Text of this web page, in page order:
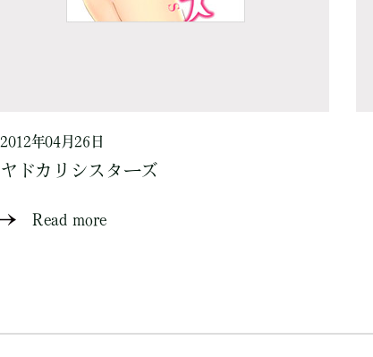
2012年04月26日
ヤドカリシスターズ
Read more